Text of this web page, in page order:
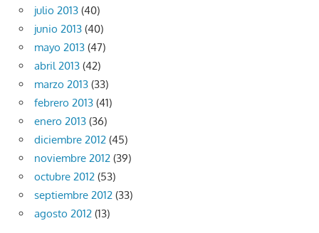
julio 2013 (40)
junio 2013 (40)
mayo 2013 (47)
abril 2013 (42)
marzo 2013 (33)
febrero 2013 (41)
enero 2013 (36)
diciembre 2012 (45)
noviembre 2012 (39)
octubre 2012 (53)
septiembre 2012 (33)
agosto 2012 (13)